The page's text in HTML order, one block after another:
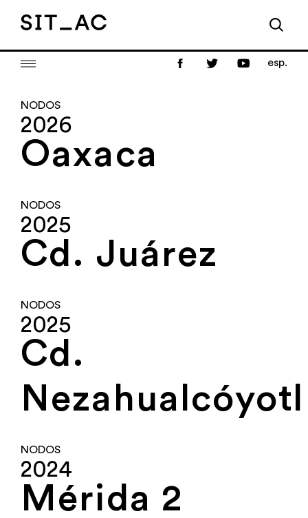
esp.
NODOS
2026
Oaxaca
NODOS
2025
Cd. Juárez
NODOS
2025
Cd.
Nezahualcóyotl
NODOS
2024
Mérida 2